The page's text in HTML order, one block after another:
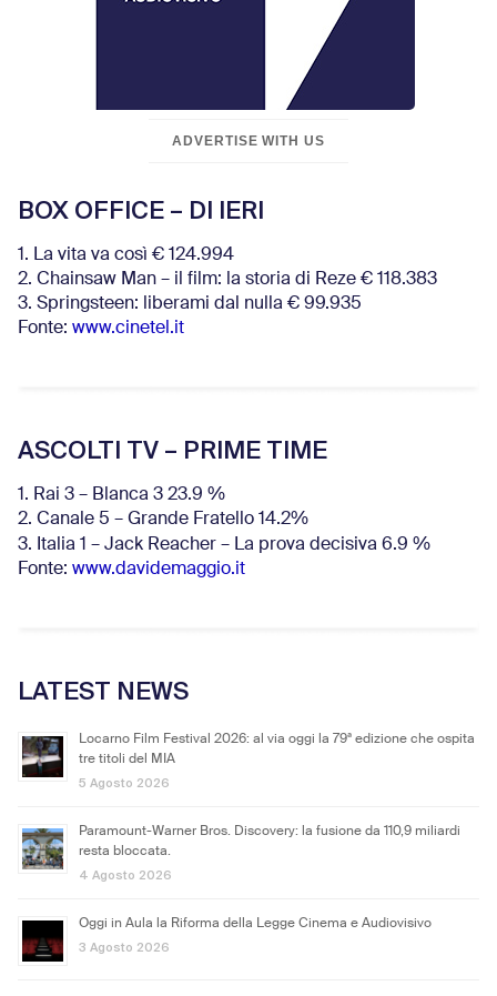
ADVERTISE WITH US
BOX OFFICE – DI IERI
1. La vita va così € 124.994
2. Chainsaw Man – il film: la storia di Reze € 118.383
3. Springsteen: liberami dal nulla € 99.935
Fonte: www.cinetel.it
ASCOLTI TV – PRIME TIME
1. Rai 3 – Blanca 3 23.9 %
2. Canale 5 – Grande Fratello 14.2%
3. Italia 1 – Jack Reacher – La prova decisiva 6.9 %
Fonte: www.davidemaggio.it
LATEST NEWS
Locarno Film Festival 2026: al via oggi la 79ª edizione che ospita
tre titoli del MIA
5 Agosto 2026
Paramount-Warner Bros. Discovery: la fusione da 110,9 miliardi
resta bloccata.
4 Agosto 2026
Oggi in Aula la Riforma della Legge Cinema e Audiovisivo
3 Agosto 2026